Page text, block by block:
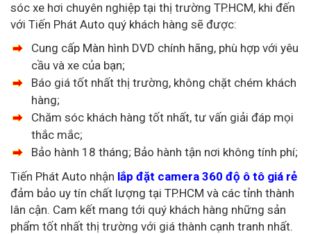
sóc xe hơi chuyên nghiệp tại thị trường TP.HCM, khi đến
với Tiến Phát Auto quý khách hàng sẽ được:
Cung cấp Màn hình DVD chính hãng, phù hợp với yêu
cầu và xe của bạn;
Báo giá tốt nhất thị trường, không chặt chém khách
hàng;
Chăm sóc khách hàng tốt nhất, tư vấn giải đáp mọi
thắc mắc;
Bảo hành 18 tháng; Bảo hành tận nơi không tính phí;
Tiến Phát Auto nhận lắp đặt camera 360 độ ô tô giá rẻ
đảm bảo uy tín chất lượng tại TP.HCM và các tỉnh thành
lân cận. Cam kết mang tới quý khách hàng những sản
phẩm tốt nhất thị trường với giá thành cạnh tranh nhất.